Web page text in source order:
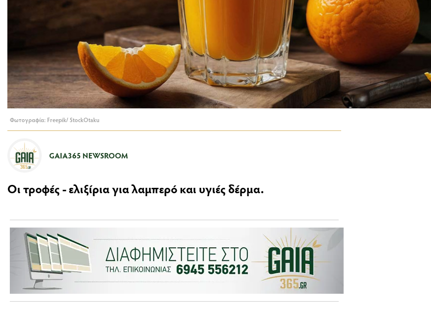
Φωτογραφία: Freepik/ StockOtaku
GAIA365 NEWSROOM
Οι τροφές - ελιξίρια για λαμπερό και υγιές δέρμα.